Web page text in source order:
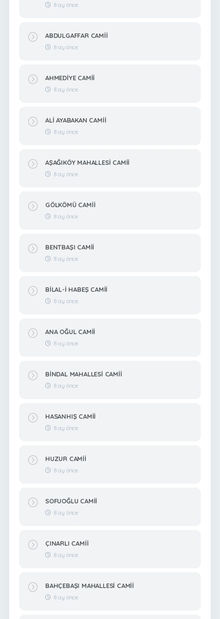
8 ay önce
ABDULGAFFAR CAMİİ
8 ay önce
AHMEDİYE CAMİİ
8 ay önce
ALİ AYABAKAN CAMİİ
8 ay önce
AŞAĞIKÖY MAHALLESİ CAMİİ
8 ay önce
GÖLKÖMÜ CAMİİ
8 ay önce
BENTBAŞI CAMİİ
8 ay önce
BİLAL-İ HABEŞ CAMİİ
8 ay önce
ANA OĞUL CAMİİ
8 ay önce
BİNDAL MAHALLESİ CAMİİ
8 ay önce
HASANHIŞ CAMİİ
8 ay önce
HUZUR CAMİİ
8 ay önce
SOFUOĞLU CAMİİ
8 ay önce
ÇINARLI CAMİİ
8 ay önce
BAHÇEBAŞI MAHALLESİ CAMİİ
8 ay önce